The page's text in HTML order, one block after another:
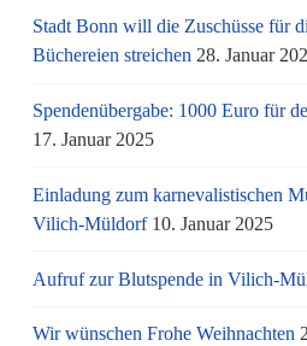
Stadt Bonn will die Zuschüsse für
Büchereien streichen 28. Januar
Spendenübergabe: 1000 Euro für
17. Januar 2025
Einladung zum karnevalistischen
Vilich-Müldorf 10. Januar 2025
Aufruf zur Blutspende in Vilich-
Wir wünschen Frohe Weihnachten